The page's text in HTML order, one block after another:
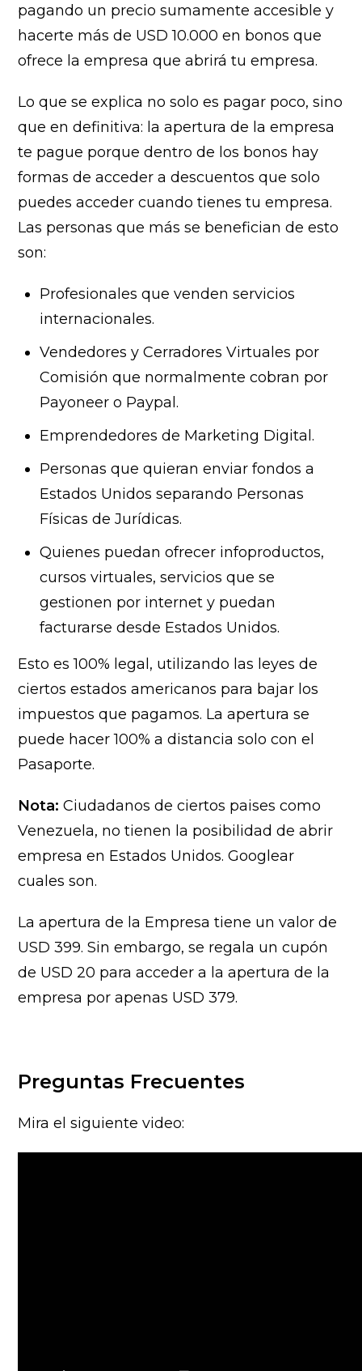
pagando un precio sumamente accesible y
hacerte más de USD 10.000 en bonos que
ofrece la empresa que abrirá tu empresa.
Lo que se explica no solo es pagar poco, sino
que en definitiva: la apertura de la empresa
te pague porque dentro de los bonos hay
formas de acceder a descuentos que solo
puedes acceder cuando tienes tu empresa.
Las personas que más se benefician de esto
son:
Profesionales que venden servicios
internacionales.
Vendedores y Cerradores Virtuales por
Comisión que normalmente cobran por
Payoneer o Paypal.
Emprendedores de Marketing Digital.
Personas que quieran enviar fondos a
Estados Unidos separando Personas
Físicas de Jurídicas.
Quienes puedan ofrecer infoproductos,
cursos virtuales, servicios que se
gestionen por internet y puedan
facturarse desde Estados Unidos.
Esto es 100% legal, utilizando las leyes de
ciertos estados americanos para bajar los
impuestos que pagamos. La apertura se
puede hacer 100% a distancia solo con el
Pasaporte.
Nota: Ciudadanos de ciertos paises como
Venezuela, no tienen la posibilidad de abrir
empresa en Estados Unidos. Googlear
cuales son.
La apertura de la Empresa tiene un valor de
USD 399. Sin embargo, se regala un cupón
de USD 20 para acceder a la apertura de la
empresa por apenas USD 379.
Preguntas Frecuentes
Mira el siguiente video: